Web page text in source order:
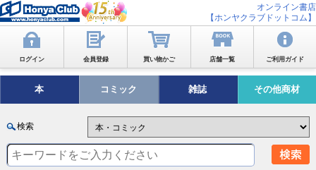
オンライン書店
【ホンヤクラブドットコム】
ログイン 会員登録 買い物かご 店舗一覧 ご利用ガイド
本 コミック 雑誌 その他商材
検索